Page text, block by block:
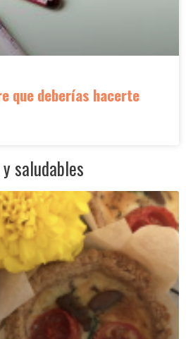
que deberías hacerte
saludables